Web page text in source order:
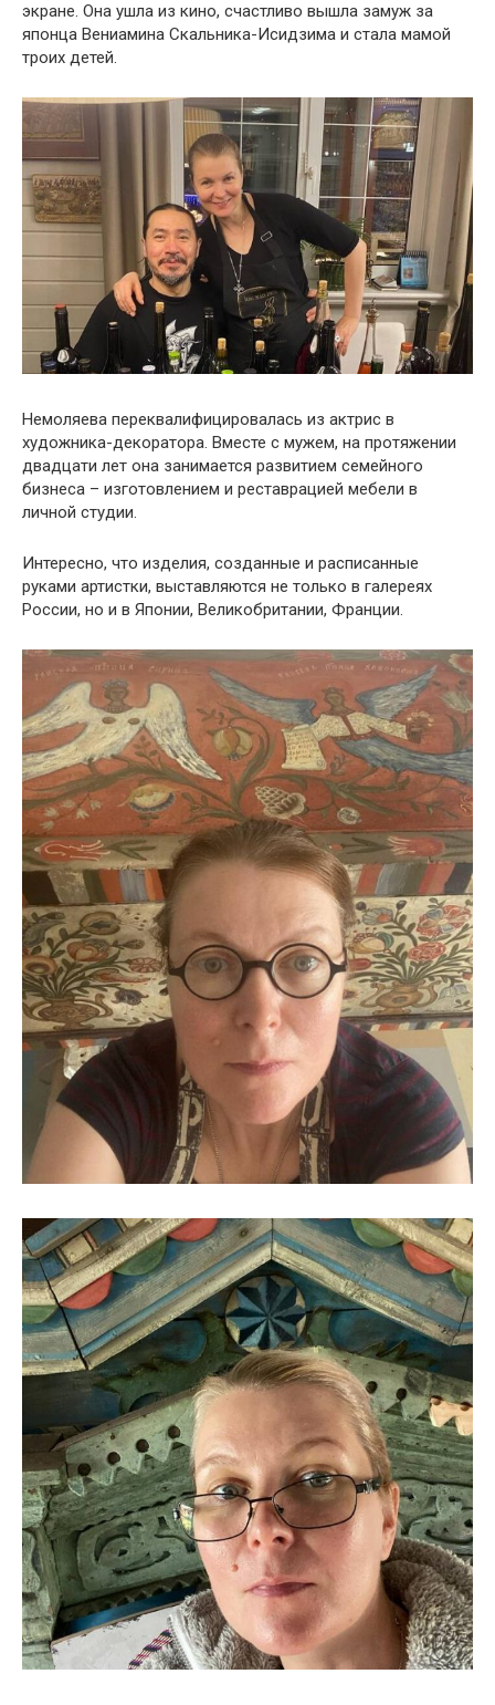
экране. Она ушла из кино, счастливо вышла замуж за
японца Вениамина Скальника-Исидзима и стала мамой
троих детей.
Немоляева переквалифицировалась из актрис в
художника-декоратора. Вместе с мужем, на протяжении
двадцати лет она занимается развитием семейного
бизнеса – изготовлением и реставрацией мебели в
личной студии.
Интересно, что изделия, созданные и расписанные
руками артистки, выставляются не только в галереях
России, но и в Японии, Великобритании, Франции.